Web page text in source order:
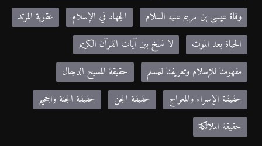
وفاة عيسى بن مريم عليه السلام
الجهاد في الإسلام
عقوبة المرتد
الحياة بعد الموت
لا نسخ بين آيات القرآن الكريم
مفهومنا للإسلام وتعريفنا للمسلم
حقيقة المسيح الدجال
حقيقة الإسراء والمعراج
حقيقة الجن
حقيقة الجنة والجحيم
حقيقة الملائكة